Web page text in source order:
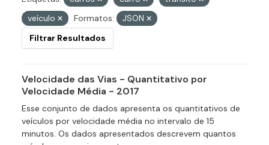
veículo
Formatos:
JSON
Filtrar Resultados
Velocidade das Vias - Quantitativo por
Velocidade Média - 2017
Esse conjunto de dados apresenta os quantitativos de
veículos por velocidade média no intervalo de 15
minutos. Os dados apresentados descrevem quantos